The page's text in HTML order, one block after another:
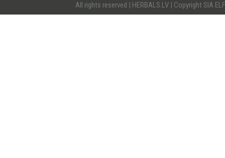
All rights reserved | HERBALS.LV | Copyright SIA